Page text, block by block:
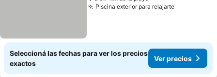
Piscina exterior para relajarte
Seleccioná las fechas para ver los precios
exactos
Ver precios